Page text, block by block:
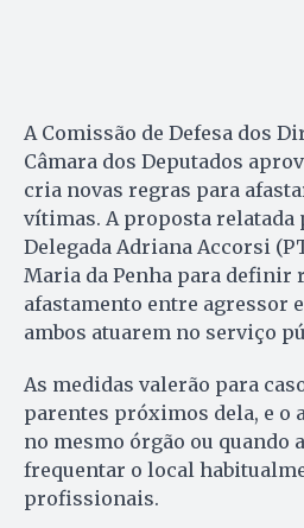
A Comissão de Defesa dos
Câmara dos Deputados
cria novas regras para
vítimas. A proposta relatada
Delegada Adriana Accorsi
Maria da Penha para definir
afastamento entre agressor
ambos atuarem no serviço
As medidas valerão para
parentes próximos dela, e o
no mesmo órgão ou quando
frequentar o local
profissionais.